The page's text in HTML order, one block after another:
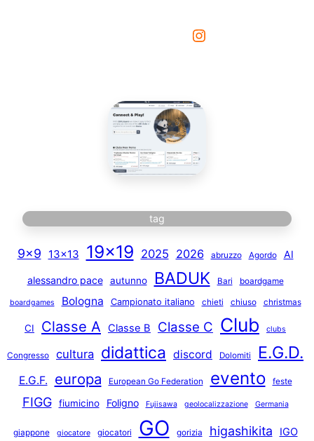
Instagram
tag
9×9 13×13 19×19 2025 2026 abruzzo Agordo AI
alessandro pace autunno BADUK Bari boardgame
boardgames Bologna Campionato italiano chieti chiuso christmas
CI Classe A Classe B Classe C Club clubs
Congresso cultura didattica discord Dolomiti E.G.D.
E.G.F. europa European Go Federation evento feste
FIGG fiumicino Foligno Fujisawa geolocalizzazione Germania
giappone giocatore giocatori GO gorizia higashikita IGO